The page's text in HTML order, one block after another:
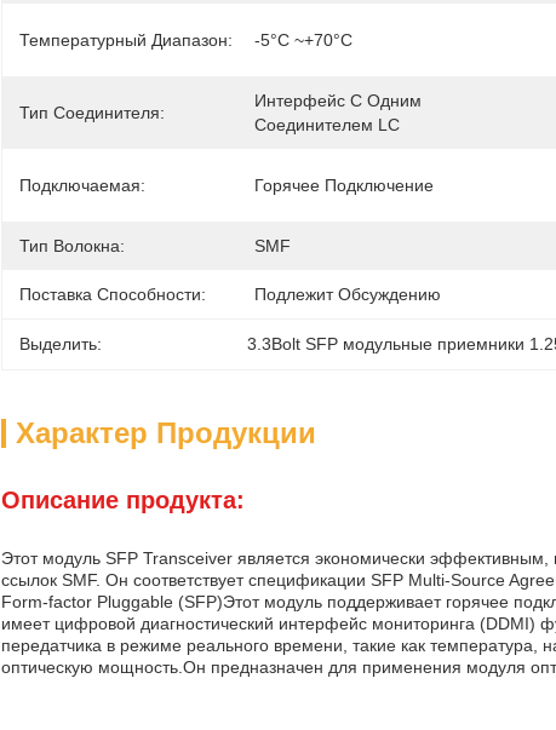
Температурный Диапазон: -5°C ~+70°C
Тип Соединителя:
Интерфейс С Одним
Соединителем LC
Подключаемая: Горячее Подключение
Тип Волокна: SMF
Поставка Способности: Подлежит Обсуждению
Выделить: 3.3Вolt SFP модульные приемники
Характер Продукции
Описание продукта:
Этот модуль SFP Transceiver является экономически
ссылок SMF. Он соответствует спецификации SFP Multi-Source
Form-factor Pluggable (SFP)Этот модуль поддерживает горячее
имеет цифровой диагностический интерфейс мониторинга (DDMI)
передатчика в режиме реального времени, такие как
оптическую мощность.Он предназначен для применения модуля